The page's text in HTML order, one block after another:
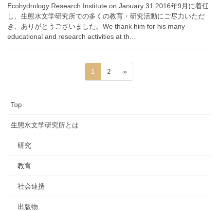
Ecohydrology Research Institute on January 31.2016年9月に着任
し、生態水文学研究所での多くの教育・研究活動にご尽力いただ
き、ありがとうございました。We thank him for his many
educational and research activities at th…
ペ
ー
ジ
り
固
定
1
固
定
2 »
Top
生態水文学研究所とは
研究
教育
社会連携
出版物